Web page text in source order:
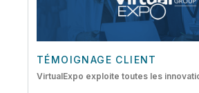
TÉMOIGNAGE CLIENT
VirtualExpo exploite toutes les